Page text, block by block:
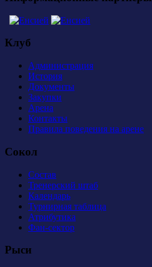
Клуб
Администрация
История
Документы
Закупки
Арена
Контакты
Правила поведения на арене
Сокол
Состав
Тренерский штаб
Календарь
Турнирная таблица
Атрибутика
Фан-сектор
Рыси